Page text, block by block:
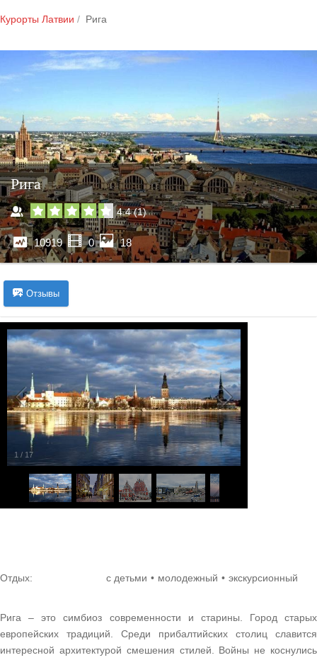
Курорты Латвии Рига
Рига
4.4(1)
10919 0 18
Отзывы
1 / 17
Отдых: с детьми молодежный экскурсионный
Рига – это симбиоз современности и старины. Город старых
европейских традиций. Среди прибалтийских столиц славится
интересной архитектурой смешения стилей. Войны не коснулись